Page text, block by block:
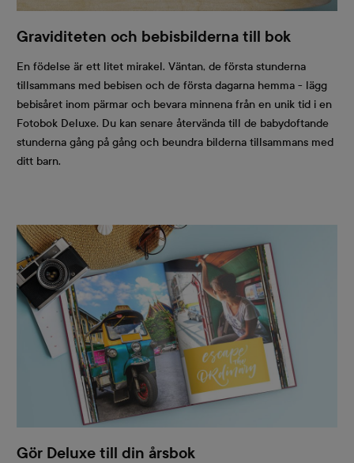
Graviditeten och bebisbilderna till bok
En födelse är ett litet mirakel. Väntan, de första stunderna
tillsammans med bebisen och de första dagarna hemma - lägg
bebisåret inom pärmar och bevara minnena från en unik tid i en
Fotobok Deluxe. Du kan senare återvända till de babydoftande
stunderna gång på gång och beundra bilderna tillsammans med
ditt barn.
Gör Deluxe till din årsbok